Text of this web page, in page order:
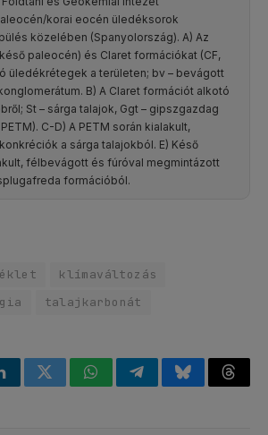
korai eocén üledéksorok
közelében (Spanyolország). A) Az
paleocén) és Claret formációkat (CF,
üledékrétegek a területen; bv – bevágott
B) A Claret formációt alkotó
St – sárga talajok, Ggt – gipszgazdag
C-D) A PETM során kialakult,
a sárga talajokból. E) Késő
félbevágott és fúróval megmintázott
formációból.
klímaváltozás
talajkarbonát
TwitterWhatsAppTelegramBluesky